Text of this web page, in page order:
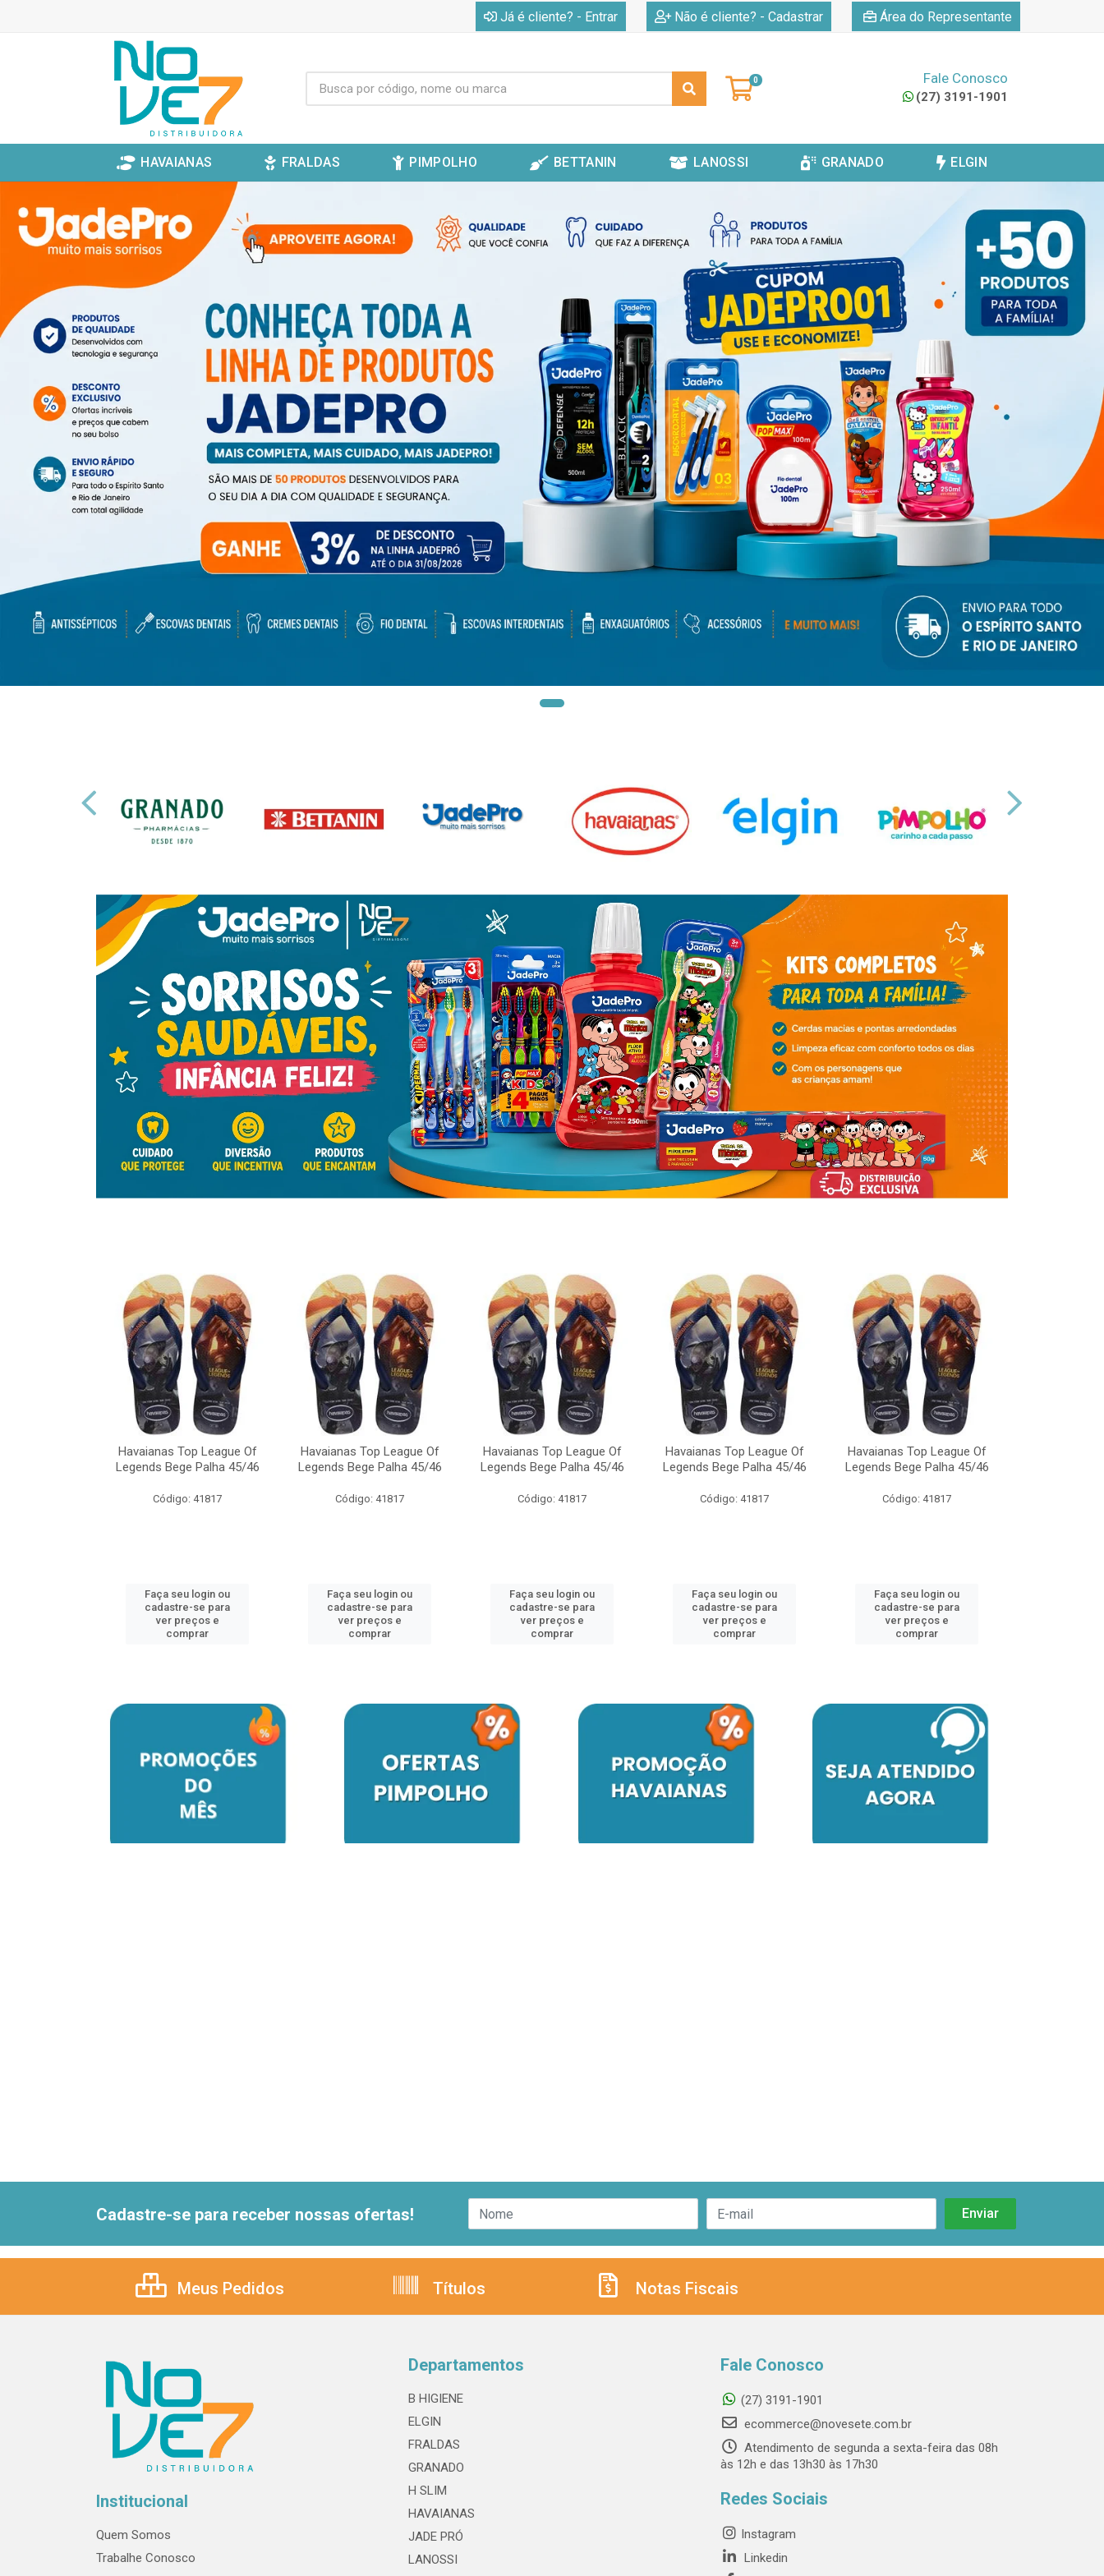
Já é cliente? - Entrar Não é cliente? - Cadastrar Área do Representante
0 Fale Conosco
(27) 3191-1901
HAVAIANAS FRALDAS PIMPOLHO BETTANIN LANOSSI GRANADO ELGIN
Havaianas Top League Of
Legends Bege Palha 45/46
Código: 41817
Faça seu login ou
cadastre-se para
ver preços e
comprar
Havaianas Top League Of
Legends Bege Palha 45/46
Código: 41817
Faça seu login ou
cadastre-se para
ver preços e
comprar
Havaianas Top League Of
Legends Bege Palha 45/46
Código: 41817
Faça seu login ou
cadastre-se para
ver preços e
comprar
Havaianas Top League Of
Legends Bege Palha 45/46
Código: 41817
Faça seu login ou
cadastre-se para
ver preços e
comprar
Havaianas Top League Of
Legends Bege Palha 45/46
Código: 41817
Faça seu login ou
cadastre-se para
ver preços e
comprar
Cadastre-se para receber nossas ofertas!
Meus Pedidos Títulos Notas Fiscais
Institucional
Quem Somos
Trabalhe Conosco
Departamentos
B HIGIENE
ELGIN
FRALDAS
GRANADO
H SLIM
HAVAIANAS
JADE PRÓ
LANOSSI
Fale Conosco
(27) 3191-1901
ecommerce@novesete.com.br
Atendimento de segunda a sexta-feira das 08h
às 12h e das 13h30 às 17h30
Redes Sociais
Instagram
Linkedin